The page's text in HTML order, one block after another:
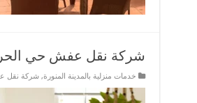
شركة نقل عفش حي الحرة
خدمات منزلية بالمدينة المنورة,شركة نقل